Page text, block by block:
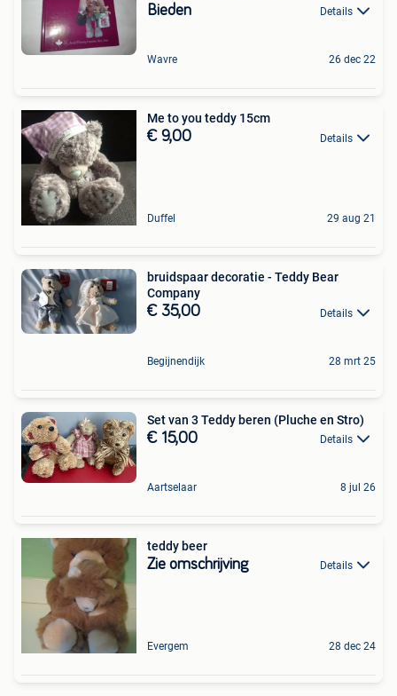
Bieden Details
Wavre 26 dec 22
Me to you teddy 15cm
€ 9,00 Details
Duffel 29 aug 21
bruidspaar decoratie - Teddy Bear
Company
€ 35,00 Details
Begijnendijk 28 mrt 25
Set van 3 Teddy beren (Pluche en Stro)
€ 15,00 Details
Aartselaar 8 jul 26
teddy beer
Zie omschrijving Details
Evergem 28 dec 24